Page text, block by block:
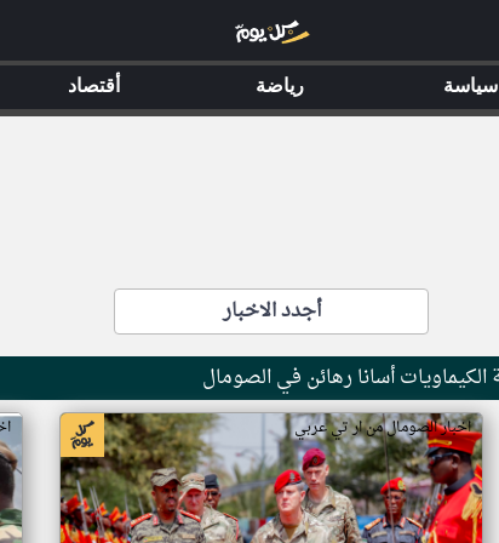
أجدد الاخبار
أسانا رهائن في الصومال
اخبار الصومال من ار تي عربي
سياسة رياضة أقتصاد